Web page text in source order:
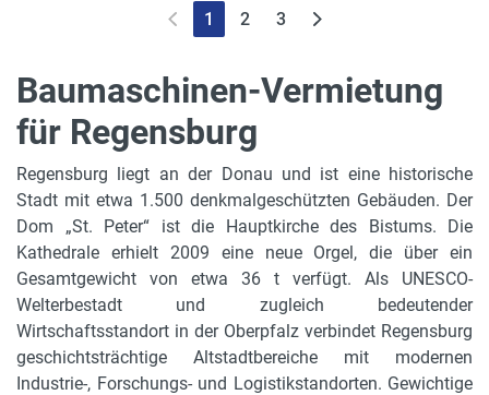
1 2 3
Baumaschinen-Vermietung
für Regensburg
Regensburg liegt an der Donau und ist eine historische
Stadt mit etwa 1.500 denkmalgeschützten Gebäuden. Der
Dom „St. Peter“ ist die Hauptkirche des Bistums. Die
Kathedrale erhielt 2009 eine neue Orgel, die über ein
Gesamtgewicht von etwa 36 t verfügt. Als UNESCO-
Welterbestadt und zugleich bedeutender
Wirtschaftsstandort in der Oberpfalz verbindet Regensburg
geschichtsträchtige Altstadtbereiche mit modernen
Industrie-, Forschungs- und Logistikstandorten. Gewichtige